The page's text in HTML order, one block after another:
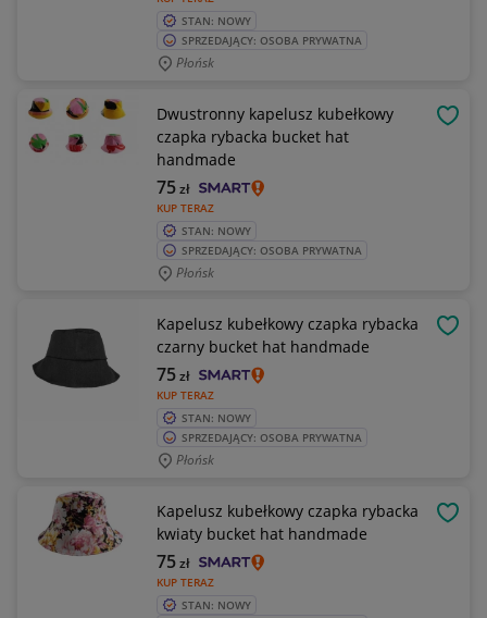
STAN: NOWY
SPRZEDAJĄCY: OSOBA PRYWATNA
Płońsk
Dwustronny kapelusz kubełkowy
czapka rybacka bucket hat
handmade
KUP TERAZ
75zł
STAN: NOWY
SPRZEDAJĄCY: OSOBA PRYWATNA
Płońsk
Kapelusz kubełkowy czapka rybacka
czarny bucket hat handmade
KUP TERAZ
75zł
STAN: NOWY
SPRZEDAJĄCY: OSOBA PRYWATNA
Płońsk
Kapelusz kubełkowy czapka rybacka
kwiaty bucket hat handmade
KUP TERAZ
75zł
STAN: NOWY